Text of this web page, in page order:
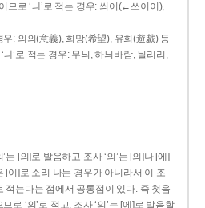
므로 ‘ㅢ’로 적는 경우: 씌어(←쓰이어),
: 의의(意義), 희망(希望), 유희(遊戱) 등
’로 적는 경우: 무늬, 하늬바람, 늴리리,
는 [의]로 발음하고 조사 ‘의’는 [의]나 [에]
[이]로 소리 나는 경우가 아니라서 이 조
적는다는 점에서 공통점이 있다. 즉 첫음
로 ‘의’로 적고, 조사 ‘의’는 [에]로 발음할